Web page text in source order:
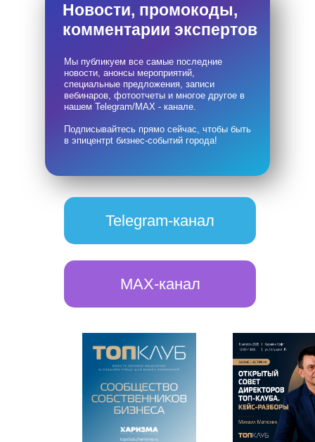
Новости, промокоды,
комментарии экспертов
Мы публикуем все самые последние
новости, анонсы мероприятий,
специальные предложения, записи
вебинаров, фотоотчеты и многое другое в
нашем Telegram/MAX - канале.
Подписывайтесь прямо сейчас, чтобы быть
в эпицентрt бизнес-событий города!
Telegram-канал
MAX-канал